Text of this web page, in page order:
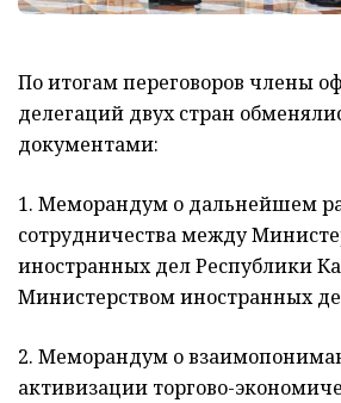
По итогам переговоров члены
делегаций двух стран
документами:
1. Меморандум о дальнейшем
сотрудничества между
иностранных дел Республики
Министерством иностранных
2. Меморандум о
активизации торгово-